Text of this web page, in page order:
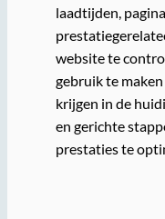
laadtijden,
website te
gebruik te
krijgen in de
en gerichte
prestaties te